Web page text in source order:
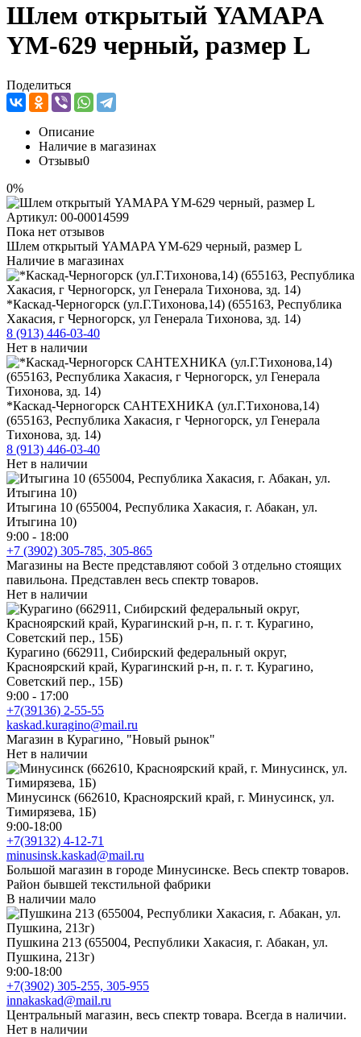
Шлем открытый YAMAPA
YM-629 черный, размер L
Поделиться
Описание
Наличие в магазинах
Отзывы0
0%
Артикул: 00-00014599
Пока нет отзывов
Шлем открытый YAMAPA YM-629 черный, размер L
Наличие в магазинах
*Каскад-Черногорск (ул.Г.Тихонова,14) (655163, Республика
Хакасия, г Черногорск, ул Генерала Тихонова, зд. 14)
8 (913) 446-03-40
Нет в наличии
*Каскад-Черногорск САНТЕХНИКА (ул.Г.Тихонова,14)
(655163, Республика Хакасия, г Черногорск, ул Генерала
Тихонова, зд. 14)
8 (913) 446-03-40
Нет в наличии
Итыгина 10 (655004, Республика Хакасия, г. Абакан, ул.
Итыгина 10)
9:00 - 18:00
+7 (3902) 305-785, 305-865
Магазины на Весте представляют собой 3 отдельно стоящих
павильона. Представлен весь спектр товаров.
Нет в наличии
Курагино (662911, Сибирский федеральный округ,
Красноярский край, Курагинский р-н, п. г. т. Курагино,
Советский пер., 15Б)
9:00 - 17:00
+7(39136) 2-55-55
kaskad.kuragino@mail.ru
Магазин в Курагино, "Новый рынок"
Нет в наличии
Минусинск (662610, Красноярский край, г. Минусинск, ул.
Тимирязева, 1Б)
9:00-18:00
+7(39132) 4-12-71
minusinsk.kaskad@mail.ru
Большой магазин в городе Минусинске. Весь спектр товаров.
Район бывшей текстильной фабрики
В наличии мало
Пушкина 213 (655004, Республики Хакасия, г. Абакан, ул.
Пушкина, 213г)
9:00-18:00
+7(3902) 305-255, 305-955
innakaskad@mail.ru
Центральный магазин, весь спектр товара. Всегда в наличии.
Нет в наличии